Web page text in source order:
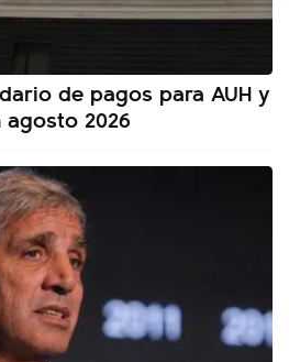
de pagos para AUH y
agosto 2026